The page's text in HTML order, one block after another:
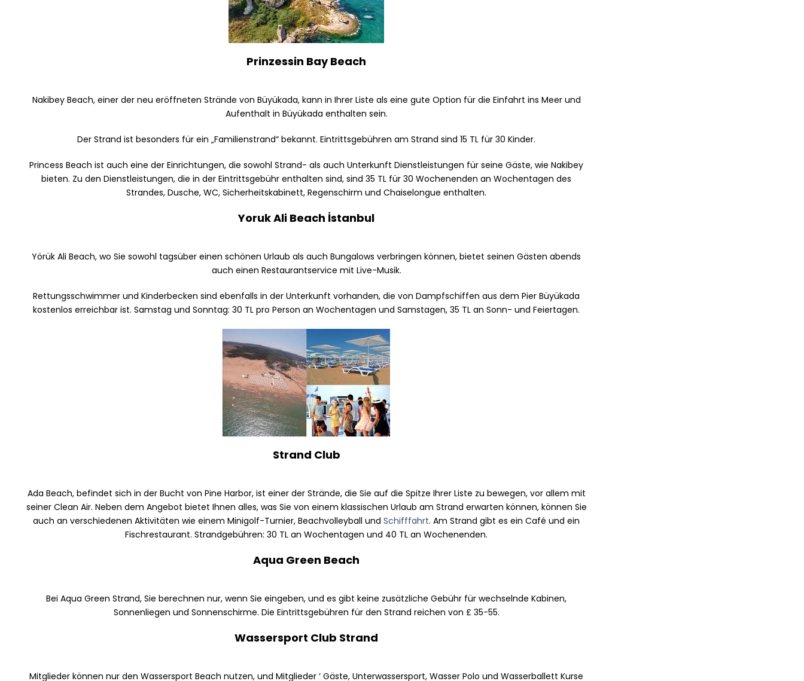
Prinzessin Bay Beach
Nakibey Beach, einer der neu eröffneten Strände von Büyükada, kann in Ihrer Liste als eine gute Option für die Einfahrt ins Meer und
Aufenthalt in Büyükada enthalten sein.
Der Strand ist besonders für ein „Familienstrand“ bekannt. Eintrittsgebühren am Strand sind 15 TL für 30 Kinder.
Princess Beach ist auch eine der Einrichtungen, die sowohl Strand- als auch Unterkunft Dienstleistungen für seine Gäste, wie Nakibey
bieten. Zu den Dienstleistungen, die in der Eintrittsgebühr enthalten sind, sind 35 TL für 30 Wochenenden an Wochentagen des
Strandes, Dusche, WC, Sicherheitskabinett, Regenschirm und Chaiselongue enthalten.
Yoruk Ali Beach İstanbul
Yörük Ali Beach, wo Sie sowohl tagsüber einen schönen Urlaub als auch Bungalows verbringen können, bietet seinen Gästen abends
auch einen Restaurantservice mit Live-Musik.
Rettungsschwimmer und Kinderbecken sind ebenfalls in der Unterkunft vorhanden, die von Dampfschiffen aus dem Pier Büyükada
kostenlos erreichbar ist. Samstag und Sonntag: 30 TL pro Person an Wochentagen und Samstagen, 35 TL an Sonn- und Feiertagen.
Strand Club
Ada Beach, befindet sich in der Bucht von Pine Harbor, ist einer der Strände, die Sie auf die Spitze Ihrer Liste zu bewegen, vor allem mit
seiner Clean Air. Neben dem Angebot bietet Ihnen alles, was Sie von einem klassischen Urlaub am Strand erwarten können, können Sie
auch an verschiedenen Aktivitäten wie einem Minigolf-Turnier, Beachvolleyball und Schifffahrt. Am Strand gibt es ein Café und ein
Fischrestaurant. Strandgebühren: 30 TL an Wochentagen und 40 TL an Wochenenden.
Aqua Green Beach
Bei Aqua Green Strand, Sie berechnen nur, wenn Sie eingeben, und es gibt keine zusätzliche Gebühr für wechselnde Kabinen,
Sonnenliegen und Sonnenschirme. Die Eintrittsgebühren für den Strand reichen von £ 35-55.
Wassersport Club Strand
Mitglieder können nur den Wassersport Beach nutzen, und Mitglieder ‘ Gäste, Unterwassersport, Wasser Polo und Wasserballett Kurse